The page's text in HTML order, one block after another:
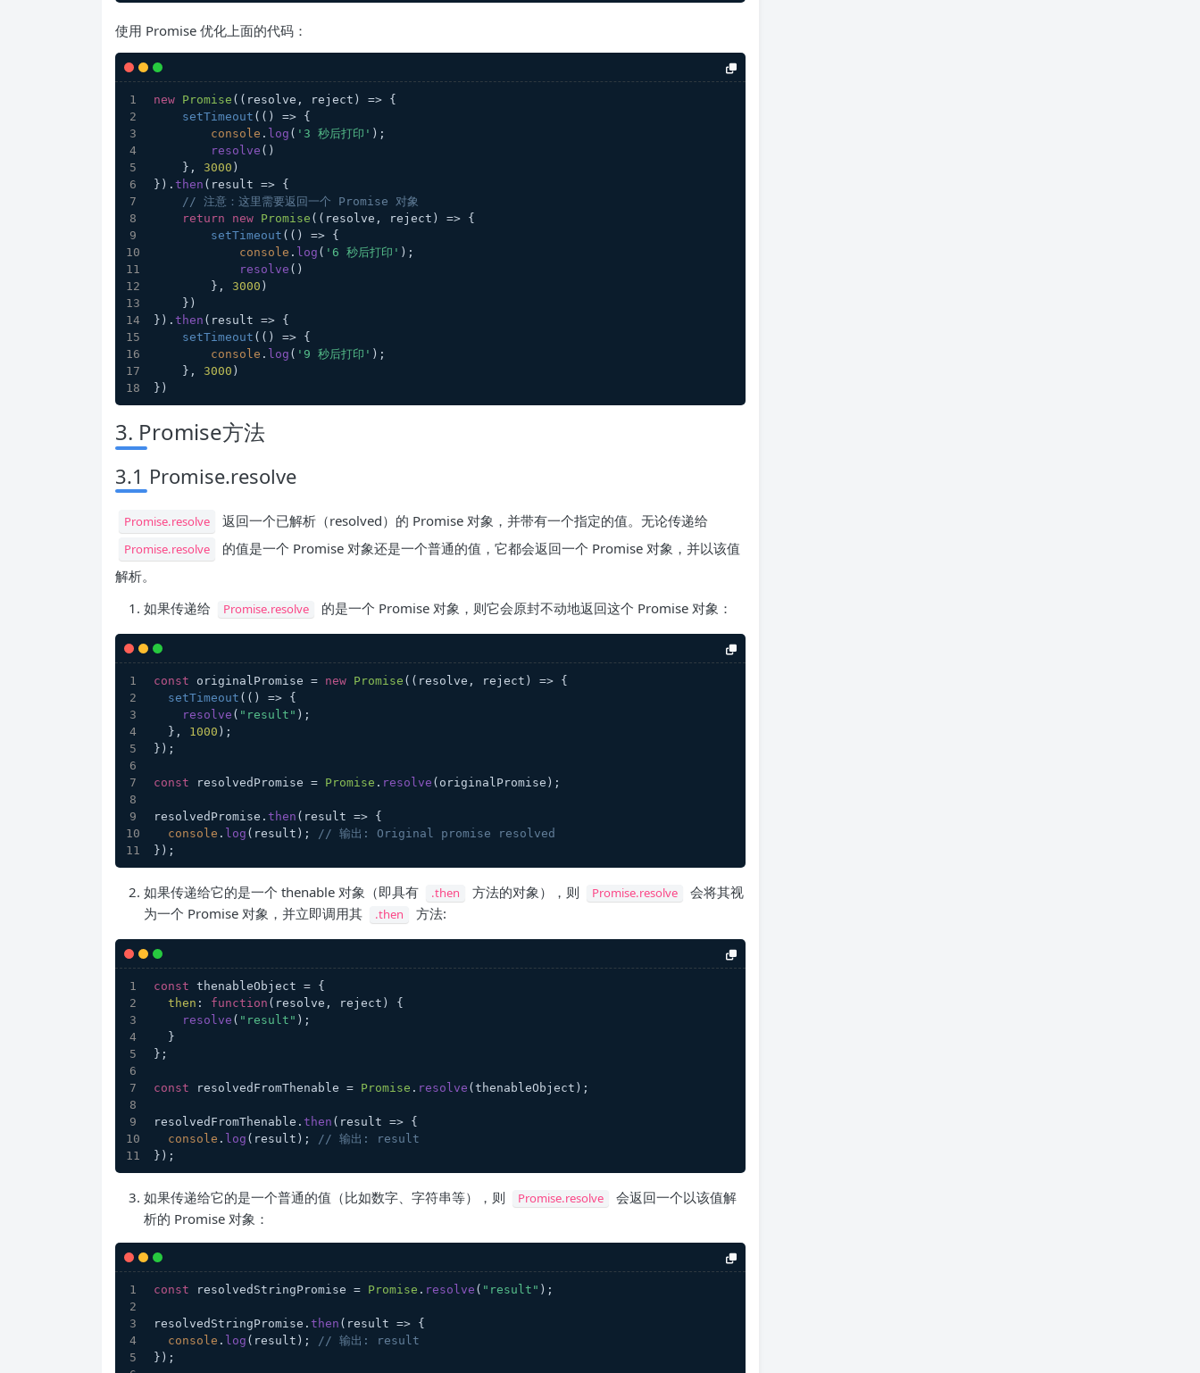
使用 Promise 优化上面的代码：
new Promise ( ( resolve, reject ) => {
setTimeout ( () => {
console . log ( '3 秒后打印' );
resolve ()
    },
3000 )
}). then ( result => {
// 注意：这里需要返回一个 Promise 对象
return
new Promise ( ( resolve, reject ) => {
setTimeout ( () => {
console . log ( '6 秒后打印' );
resolve ()
        },
3000 )
    })
}). then ( result => {
setTimeout ( () => {
console . log ( '9 秒后打印' );
    },
3000 )
})
3. Promise方法
3.1 Promise.resolve
Promise.resolve 返回一个已解析（resolved）的 Promise 对象，并带有一个指定的值。无论传递给
Promise.resolve
的值是一个 Promise 对象还是一个普通的值，它都会返回一个 Promise 对象，并以该值
解析。
如果传递给
Promise.resolve 的是一个 Promise 对象，则它会原封不动地返回这个 Promise 对象：
const originalPromise = new Promise ( ( resolve, reject ) => {
setTimeout ( () => {
resolve ( "result" );
  },
1000 );
});
const resolvedPromise = Promise . resolve (originalPromise);
resolvedPromise. then ( result => {
console . log (result); // 输出: Original promise resolved
});
如果传递给它的是一个 thenable 对象（即具有 .then 方法的对象），则 Promise.resolve
会将其视
为一个 Promise 对象，并立即调用其
.then 方法:
const thenableObject = {
then : function ( resolve, reject ) {
resolve ( "result" );
  }
};
const resolvedFromThenable = Promise . resolve (thenableObject);
resolvedFromThenable. then ( result => {
console . log (result); // 输出: result
});
如果传递给它的是一个普通的值（比如数字、字符串等），则 Promise.resolve
会返回一个以该值解
析的 Promise 对象：
const resolvedStringPromise = Promise . resolve ( "result" );
resolvedStringPromise. then ( result => {
console . log (result); // 输出: result
});